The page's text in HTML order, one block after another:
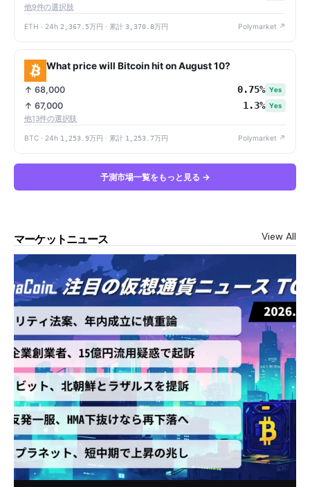
他9件の選択肢
ETH · 24h 2,367.5万円 · 累計 3,370.8万円 Polymarket ↗
What price will Bitcoin hit on August 10?
↑ 68,000 0.75% Yes
↑ 67,000 1.3% Yes
他13件の選択肢
BTC · 24h 1,253.9万円 · 累計 1,253.7万円 Polymarket ↗
予測市場一覧をもっと見る →
マーケットニュース View All